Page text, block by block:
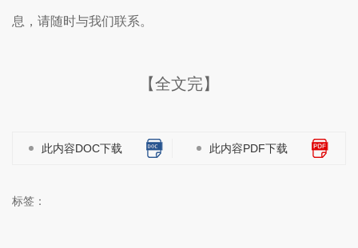
息，请随时与我们联系。
【全文完】
此内容DOC下载 此内容PDF下载
标签：